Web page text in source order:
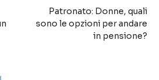
Patronato: Donne, quali
sono le opzioni per andare
in pensione?